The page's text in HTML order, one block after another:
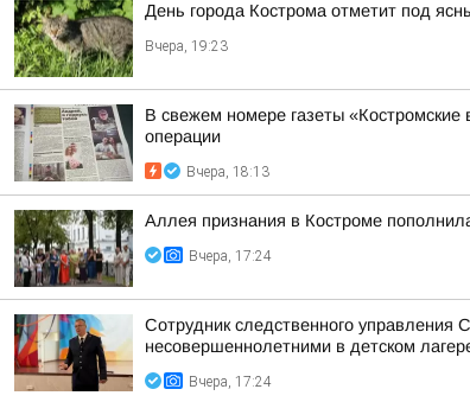
День города Кострома отметит под
Вчера, 19:23
В свежем номере газеты «Костромские
операции
Вчера, 18:13
Аллея признания в Костроме
Вчера, 17:24
Сотрудник следственного управления
несовершеннолетними в детском
Вчера, 17:24